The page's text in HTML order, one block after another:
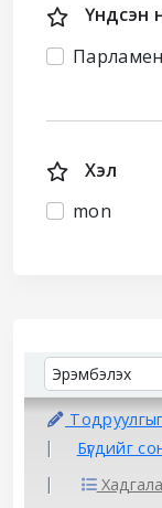
Үндсэн
Хэл
mon
SortSort by:
Бүгдийг